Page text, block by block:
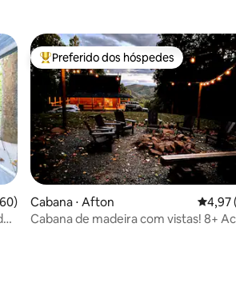
avaliação média de 5, 460 avaliações
Entre os melhores preferidos dos
Preferido dos hóspedes
Cabana ⋅ Afton 4,97
4,97
Cabana de madeira com vistas! 8+